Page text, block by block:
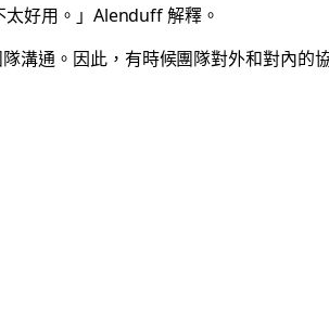
好用。」Alenduff 解釋。
溝通。因此，有時候團隊對外和對內的